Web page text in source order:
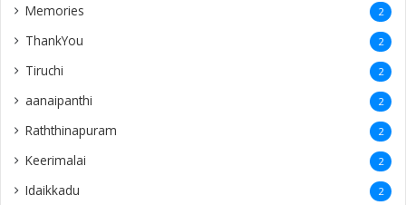
Memories 2
ThankYou 2
Tiruchi 2
aanaipanthi 2
Raththinapuram 2
Keerimalai 2
Idaikkadu 2